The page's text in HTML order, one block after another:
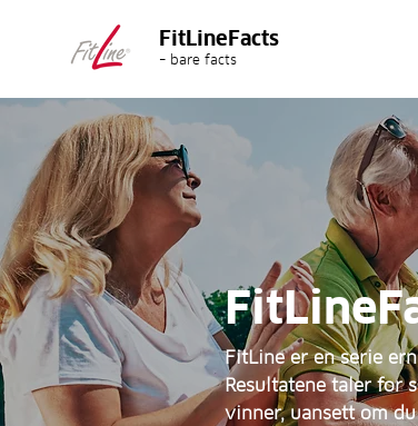
FitLineFacts
– bare facts
FitLine er en serie
Resultatene taler for
vinner, uansett om